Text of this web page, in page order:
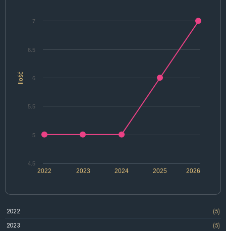
Ilość
2022 2024 2026
2023 2025
4.5
5
5.5
6
6.5
7
2022
(5)
2023
(5)